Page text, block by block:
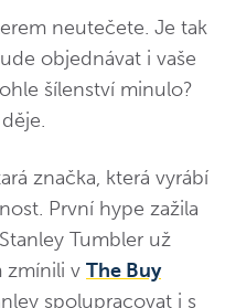
neutečete. Je tak
objednávat i vaše
šílenství minulo?
značka, která vyrábí
První hype zažila
Tumbler už
zmínili v The Buy
spolupracovat i s